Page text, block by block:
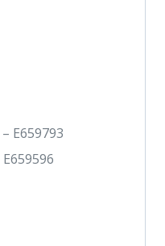
E659793